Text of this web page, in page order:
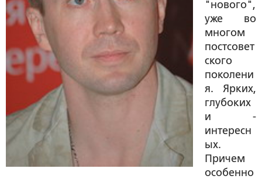
"нового",
уже во
многом
постсовет
ского
поколени
я. Ярких,
глубоких
и -
интересн
ых.
Причем
особенно